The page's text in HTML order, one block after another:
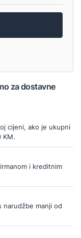
za dostavne
cijeni, ako je ukupni
KM.
i kreditnim
narudžbe manji od